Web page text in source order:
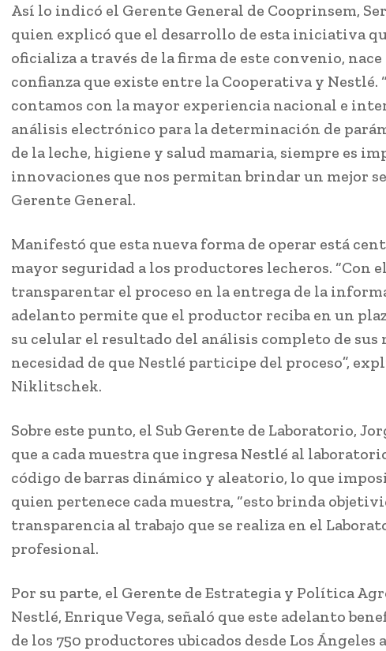
Así lo indicó el Gerente General de Cooprinsem,
quien explicó que el desarrollo de esta iniciativa
oficializa a través de la firma de este convenio,
confianza que existe entre la Cooperativa y Nestlé.
contamos con la mayor experiencia nacional e
análisis electrónico para la determinación de
de la leche, higiene y salud mamaria, siempre es
innovaciones que nos permitan brindar un mejor
Gerente General.
Manifestó que esta nueva forma de operar está
mayor seguridad a los productores lecheros. “Con
transparentar el proceso en la entrega de la
adelanto permite que el productor reciba en un
su celular el resultado del análisis completo de sus
necesidad de que Nestlé participe del proceso”,
Niklitschek.
Sobre este punto, el Sub Gerente de Laboratorio,
que a cada muestra que ingresa Nestlé al
código de barras dinámico y aleatorio, lo que
quien pertenece cada muestra, “esto brinda
transparencia al trabajo que se realiza en el
profesional.
Por su parte, el Gerente de Estrategia y Política
Nestlé, Enrique Vega, señaló que este adelanto
de los 750 productores ubicados desde Los Ángeles